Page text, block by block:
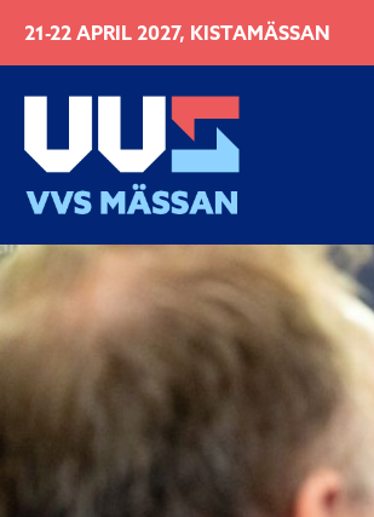
21-22 APRIL 2027, KISTAMÄSSAN